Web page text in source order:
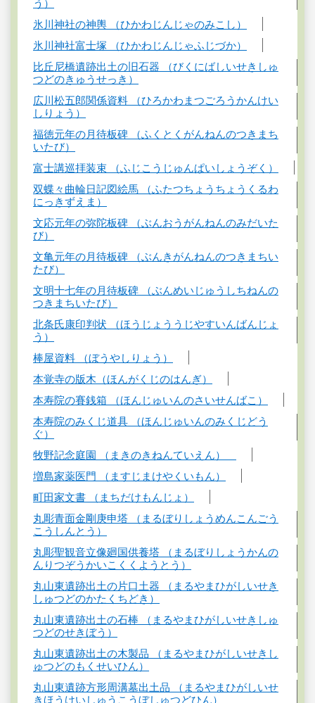
う）
氷川神社の神輿 （ひかわじんじゃのみこし）
氷川神社富士塚 （ひかわじんじゃふじづか）
比丘尼橋遺跡出土の旧石器 （びくにばしいせきしゅ
つどのきゅうせっき）
広川松五郎関係資料 （ひろかわまつごろうかんけい
しりょう）
福徳元年の月待板碑 （ふくとくがんねんのつきまち
いたび）
富士講巡拝装束 （ふじこうじゅんぱいしょうぞく）
双蝶々曲輪日記図絵馬 （ふたつちょうちょうくるわ
にっきずえま）
文応元年の弥陀板碑 （ぶんおうがんねんのみだいた
び）
文亀元年の月待板碑 （ぶんきがんねんのつきまちい
たび）
文明十七年の月待板碑 （ぶんめいじゅうしちねんの
つきまちいたび）
北条氏康印判状 （ほうじょううじやすいんばんじょ
う）
棒屋資料 （ぼうやしりょう）
本覚寺の版木（ほんがくじのはんぎ）
本寿院の賽銭箱 （ほんじゅいんのさいせんばこ）
本寿院のみくじ道具 （ほんじゅいんのみくじどう
ぐ）
牧野記念庭園 （まきのきねんていえん）
増島家薬医門 （ますじまけやくいもん）
町田家文書 （まちだけもんじょ）
丸彫青面金剛庚申塔 （まるぼりしょうめんこんごう
こうしんとう）
丸彫聖観音立像廻国供養塔 （まるぼりしょうかんの
んりつぞうかいこくくようとう）
丸山東遺跡出土の片口土器 （まるやまひがしいせき
しゅつどのかたくちどき）
丸山東遺跡出土の石棒 （まるやまひがしいせきしゅ
つどのせきぼう）
丸山東遺跡出土の木製品 （まるやまひがしいせきし
ゅつどのもくせいひん）
丸山東遺跡方形周溝墓出土品 （まるやまひがしいせ
きほうけいしゅうこうぼしゅつどひん）